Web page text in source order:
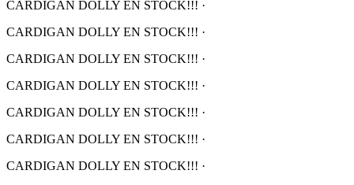
CARDIGAN DOLLY EN STOCK!!! ·
CARDIGAN DOLLY EN STOCK!!! ·
CARDIGAN DOLLY EN STOCK!!! ·
CARDIGAN DOLLY EN STOCK!!! ·
CARDIGAN DOLLY EN STOCK!!! ·
CARDIGAN DOLLY EN STOCK!!! ·
CARDIGAN DOLLY EN STOCK!!! ·